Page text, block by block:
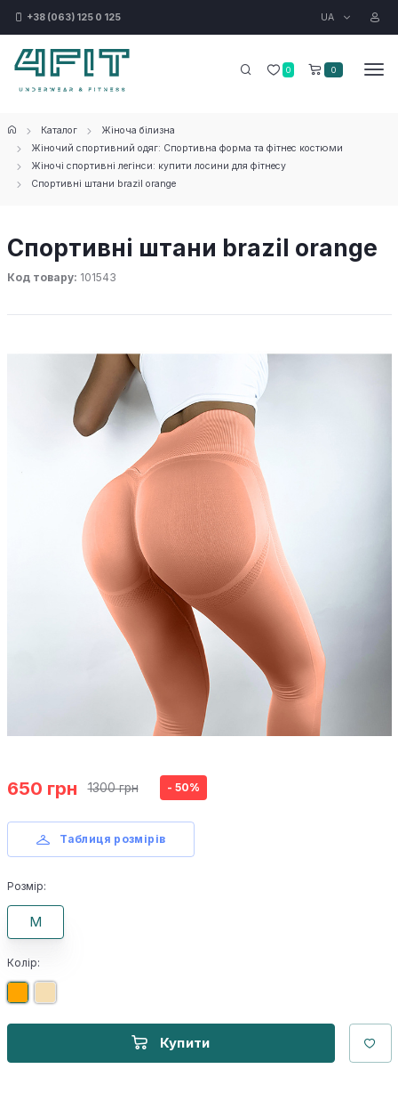
+38 (063) 125 0 125 UA
0 0
Каталог
Жіноча білизна
Жіночий спортивний одяг: Спортивна форма та фітнес костюми
Жіночі спортивні легінси: купити лосини для фітнесу
Спортивні штани brazil orange
Спортивні штани brazil orange
Код товару: 101543
650 грн 1300 грн - 50%
Таблиця розмірів
Розмір:
M
Колір:
Купити